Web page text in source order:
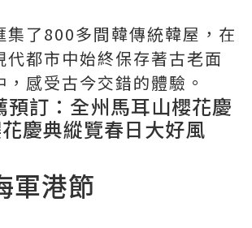
集了800多間韓傳統韓屋，在
代都市中始終保存著古老面
感受古今交錯的體驗。
訂： 全州馬耳山櫻花慶
花慶典縱覽春日大好風
軍港節